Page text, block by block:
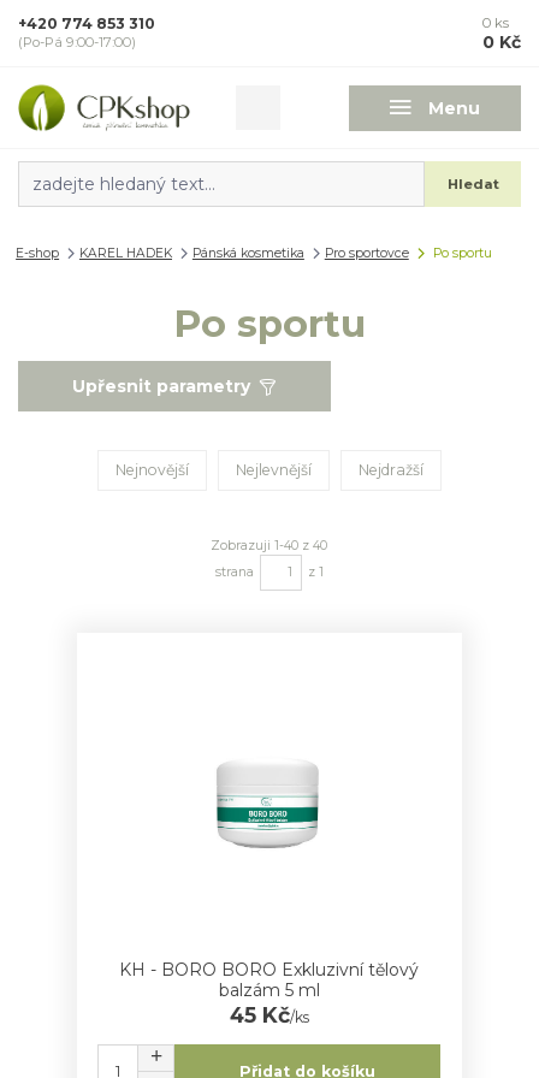
Menu
Hledat
+420 774 853 310
(Po-Pá 9:00-17:00)
0 ks
0 Kč
E-shop KAREL HADEK Pánská kosmetika Pro sportovce Po sportu
Po sportu
Upřesnit parametry
Nejnovější Nejlevnější Nejdražší
Zobrazuji 1-40 z 40
strana
z 1
KH - BORO BORO Exkluzivní tělový
balzám 5 ml
45 Kč/ks
Přidat do košíku